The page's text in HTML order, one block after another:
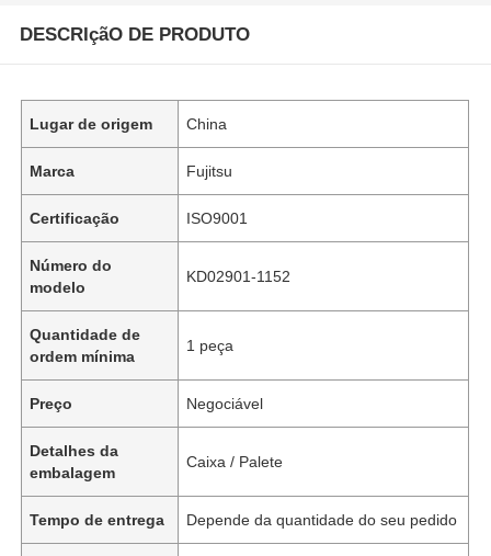
DESCRIçãO DE PRODUTO
Lugar de origem China
Marca Fujitsu
Certificação ISO9001
Número do
modelo
KD02901-1152
Quantidade de
ordem mínima
1 peça
Preço Negociável
Detalhes da
embalagem
Caixa / Palete
Tempo de entrega Depende da quantidade do seu pedido